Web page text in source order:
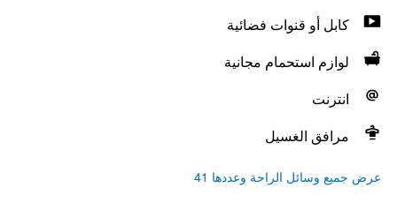
كابل أو قنوات فضائية
لوازم استحمام مجانية
انترنت
مرافق الغسيل
عرض جميع وسائل الراحة وعددها 41